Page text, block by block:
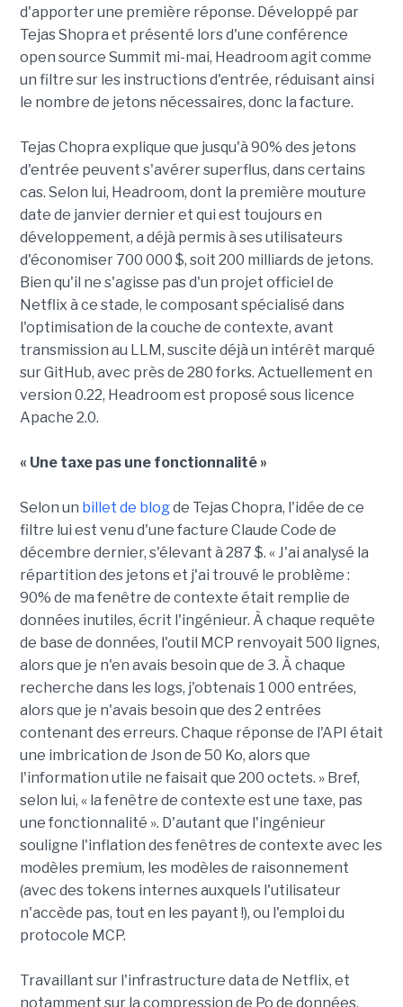
d'apporter une première réponse. Développé par
Tejas Shopra et présenté lors d'une conférence
open source Summit mi-mai, Headroom agit comme
un filtre sur les instructions d'entrée, réduisant ainsi
le nombre de jetons nécessaires, donc la facture.
Tejas Chopra explique que jusqu'à 90% des jetons
d'entrée peuvent s'avérer superflus, dans certains
cas. Selon lui, Headroom, dont la première mouture
date de janvier dernier et qui est toujours en
développement, a déjà permis à ses utilisateurs
d'économiser 700 000 $, soit 200 milliards de jetons.
Bien qu'il ne s'agisse pas d'un projet officiel de
Netflix à ce stade, le composant spécialisé dans
l'optimisation de la couche de contexte, avant
transmission au LLM, suscite déjà un intérêt marqué
sur GitHub, avec près de 280 forks. Actuellement en
version 0.22, Headroom est proposé sous licence
Apache 2.0.
« Une taxe pas une fonctionnalité »
Selon un billet de blogde Tejas Chopra, l'idée de ce
filtre lui est venu d'une facture Claude Code de
décembre dernier, s'élevant à 287 $. « J'ai analysé la
répartition des jetons et j'ai trouvé le problème :
90% de ma fenêtre de contexte était remplie de
données inutiles, écrit l'ingénieur. À chaque requête
de base de données, l'outil MCP renvoyait 500 lignes,
alors que je n'en avais besoin que de 3. À chaque
recherche dans les logs, j'obtenais 1 000 entrées,
alors que je n'avais besoin que des 2 entrées
contenant des erreurs. Chaque réponse de l'API était
une imbrication de Json de 50 Ko, alors que
l'information utile ne faisait que 200 octets. » Bref,
selon lui, « la fenêtre de contexte est une taxe, pas
une fonctionnalité ». D'autant que l'ingénieur
souligne l'inflation des fenêtres de contexte avec les
modèles premium, les modèles de raisonnement
(avec des tokens internes auxquels l'utilisateur
n'accède pas, tout en les payant !), ou l'emploi du
protocole MCP.
Travaillant sur l'infrastructure data de Netflix, et
notamment sur la compression de Po de données,